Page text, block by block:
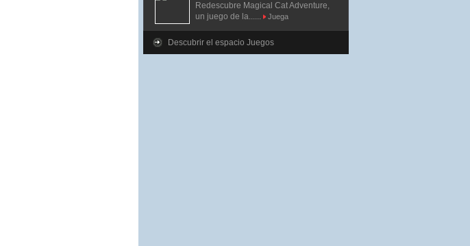
Redescubre Magical Cat Adventure,
un juego de la......
Juega
Descubrir el espacio Juegos